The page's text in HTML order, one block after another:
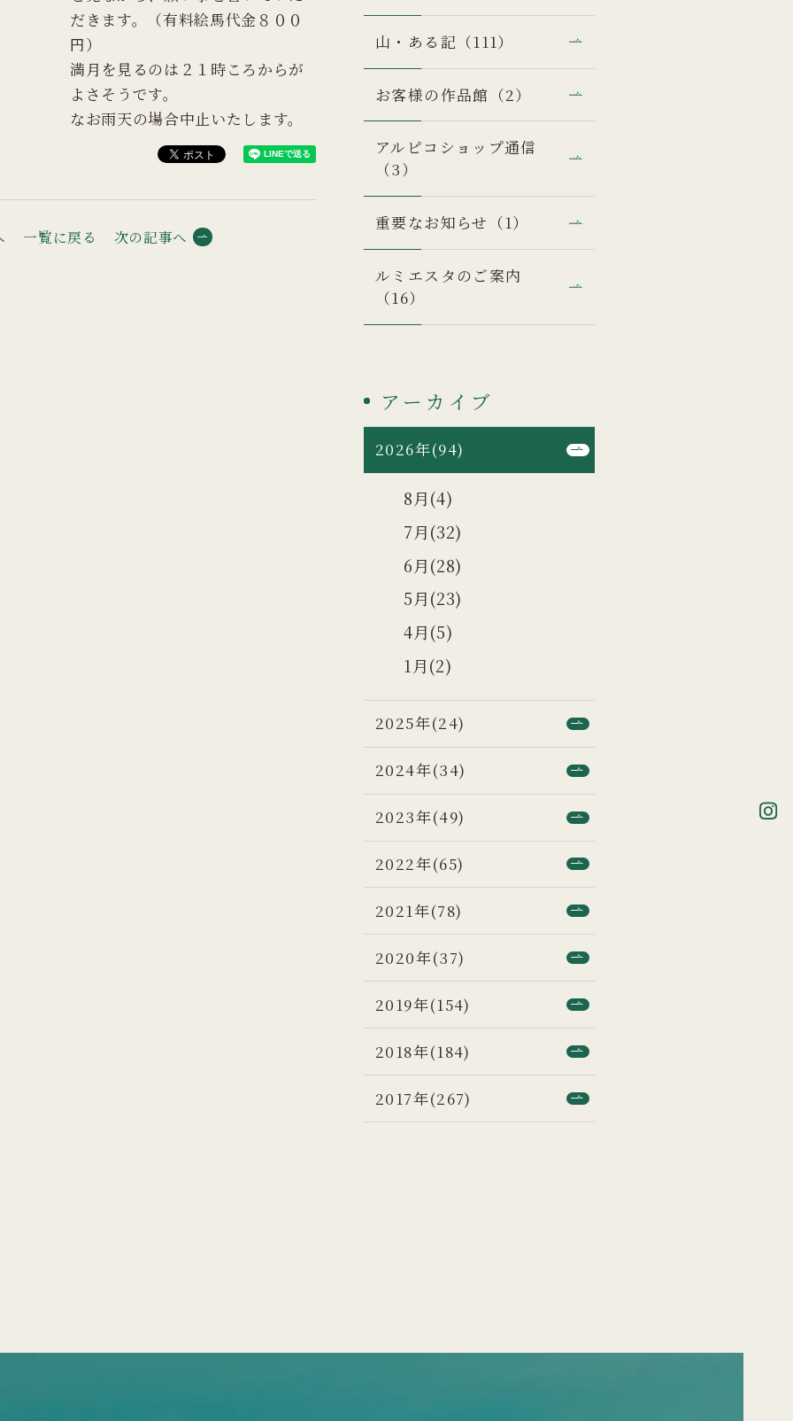
だきます。（有料絵馬代金８００
円）
満月を見るのは２１時ころからが
よさそうです。
なお雨天の場合中止いたします。
一覧に戻る 次の記事へ
山・ある記（111）
お客様の作品館（2）
アルピコショップ通信
（3）
重要なお知らせ（1）
ルミエスタのご案内
（16）
アーカイブ
2026年(94)
8月(4)
7月(32)
6月(28)
5月(23)
4月(5)
1月(2)
2025年(24)
2024年(34)
2023年(49)
2022年(65)
2021年(78)
2020年(37)
2019年(154)
2018年(184)
2017年(267)